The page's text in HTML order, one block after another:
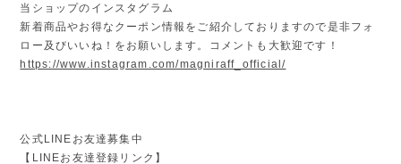
当ショップのインスタグラム
新着商品やお得なクーポン情報をご紹介しておりますので是非フォ
ロー及びいいね！をお願いします。コメントも大歓迎です！
https://www.instagram.com/magniraff_official/
公式LINEお友達募集中
【LINEお友達登録リンク】